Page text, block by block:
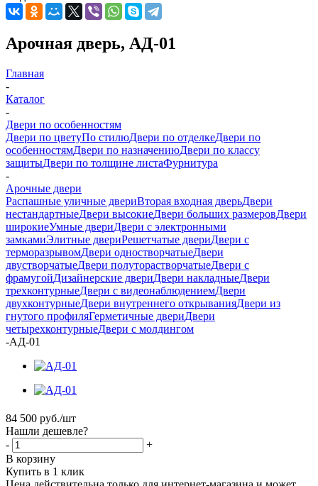
Арочная дверь, АД-01
Главная
-
Каталог
-
Двери по особенностям
Двери по цветуПо стилюДвери по отделкеДвери по
особенностямДвери по назначениюДвери по классу
защитыДвери по толщине листаФурнитура
-
Арочные двери
Распашные уличные двериВторая входная дверьДвери
нестандартныеДвери высокиеДвери больших размеровДвери
широкиеУмные двериДвери с электронными
замкамиЭлитные двериРешетчатые двериДвери с
терморазрывомДвери одностворчатыеДвери
двустворчатыеДвери полуторастворчатыеДвери с
фрамугойДизайнерские двериДвери накладныеДвери
трехконтурныеДвери с видеонаблюдениемДвери
двухконтурныеДвери внутреннего открыванияДвери из
гнутого профиляГерметичные двериДвери
четырехконтурныеДвери с молдингом
-АД-01
84 500 руб./шт
Нашли дешевле?
-
+
В корзину
Купить в 1 клик